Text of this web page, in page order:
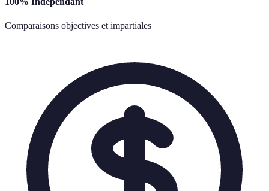
Comparaisons objectives et impartiales